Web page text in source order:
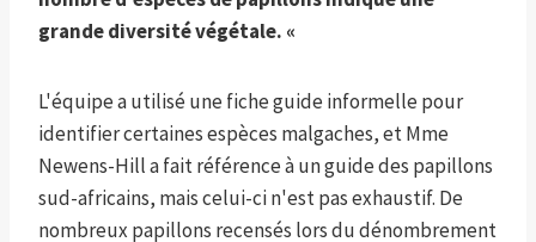
grande diversité végétale. «
L'équipe a utilisé une fiche guide informelle pour
identifier certaines espèces malgaches, et Mme
Newens-Hill a fait référence à un guide des papillons
sud-africains, mais celui-ci n'est pas exhaustif. De
nombreux papillons recensés lors du dénombrement